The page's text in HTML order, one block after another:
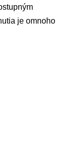
je omnoho